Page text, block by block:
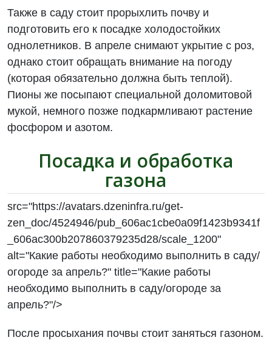
Также в саду стоит прорыхлить почву и
подготовить его к посадке холодостойких
однолетников. В апреле снимают укрытие с роз,
однако стоит обращать внимание на погоду
(которая обязательно должна быть теплой).
Пионы же посыпают специальной доломитовой
мукой, немного позже подкармливают растение
фосфором и азотом.
Посадка и обработка
газона
src="https://avatars.dzeninfra.ru/get-
zen_doc/4524946/pub_606ac1cbe0a09f1423b9341f
_606ac300b207860379235d28/scale_1200"
alt="Какие работы необходимо выполнить в саду/
огороде за апрель?" title="Какие работы
необходимо выполнить в саду/огороде за
апрель?"/>
После просыхания почвы стоит заняться газоном.